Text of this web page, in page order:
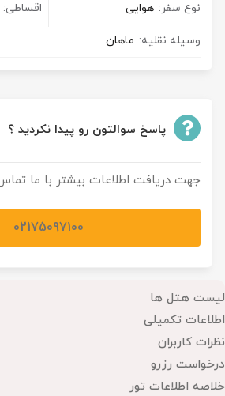
لیست هتل ها
اطلاعات تکمیلی
نظرات کاربران
درخواست رزرو
خلاصه اطلاعات تور
نوع سفر: هوایی اقساطی:
وسیله نقلیه: ماهان
پاسخ سوالتون رو پیدا نکردید ؟
جهت دریافت اطلاعات بیشتر با ما
02175097100